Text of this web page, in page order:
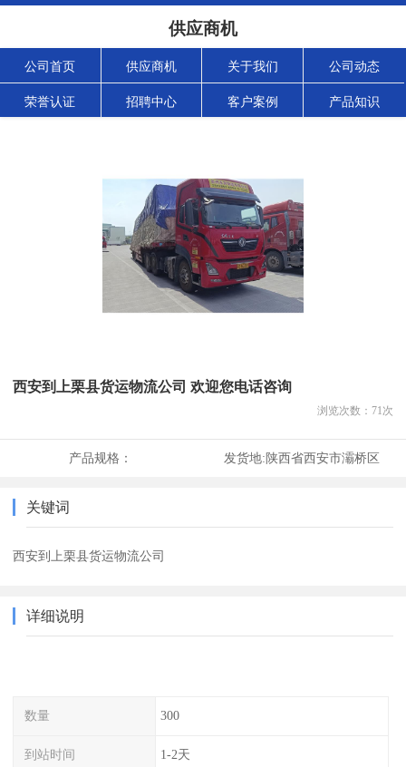
供应商机
公司首页 供应商机 关于我们 公司动态
荣誉认证 招聘中心 客户案例 产品知识
西安到上栗县货运物流公司 欢迎您电话咨询
浏览次数： 71次
产品规格： 发货地:陕西省西安市灞桥区
关键词
西安到上栗县货运物流公司
详细说明
数量 300
到站时间 1-2天